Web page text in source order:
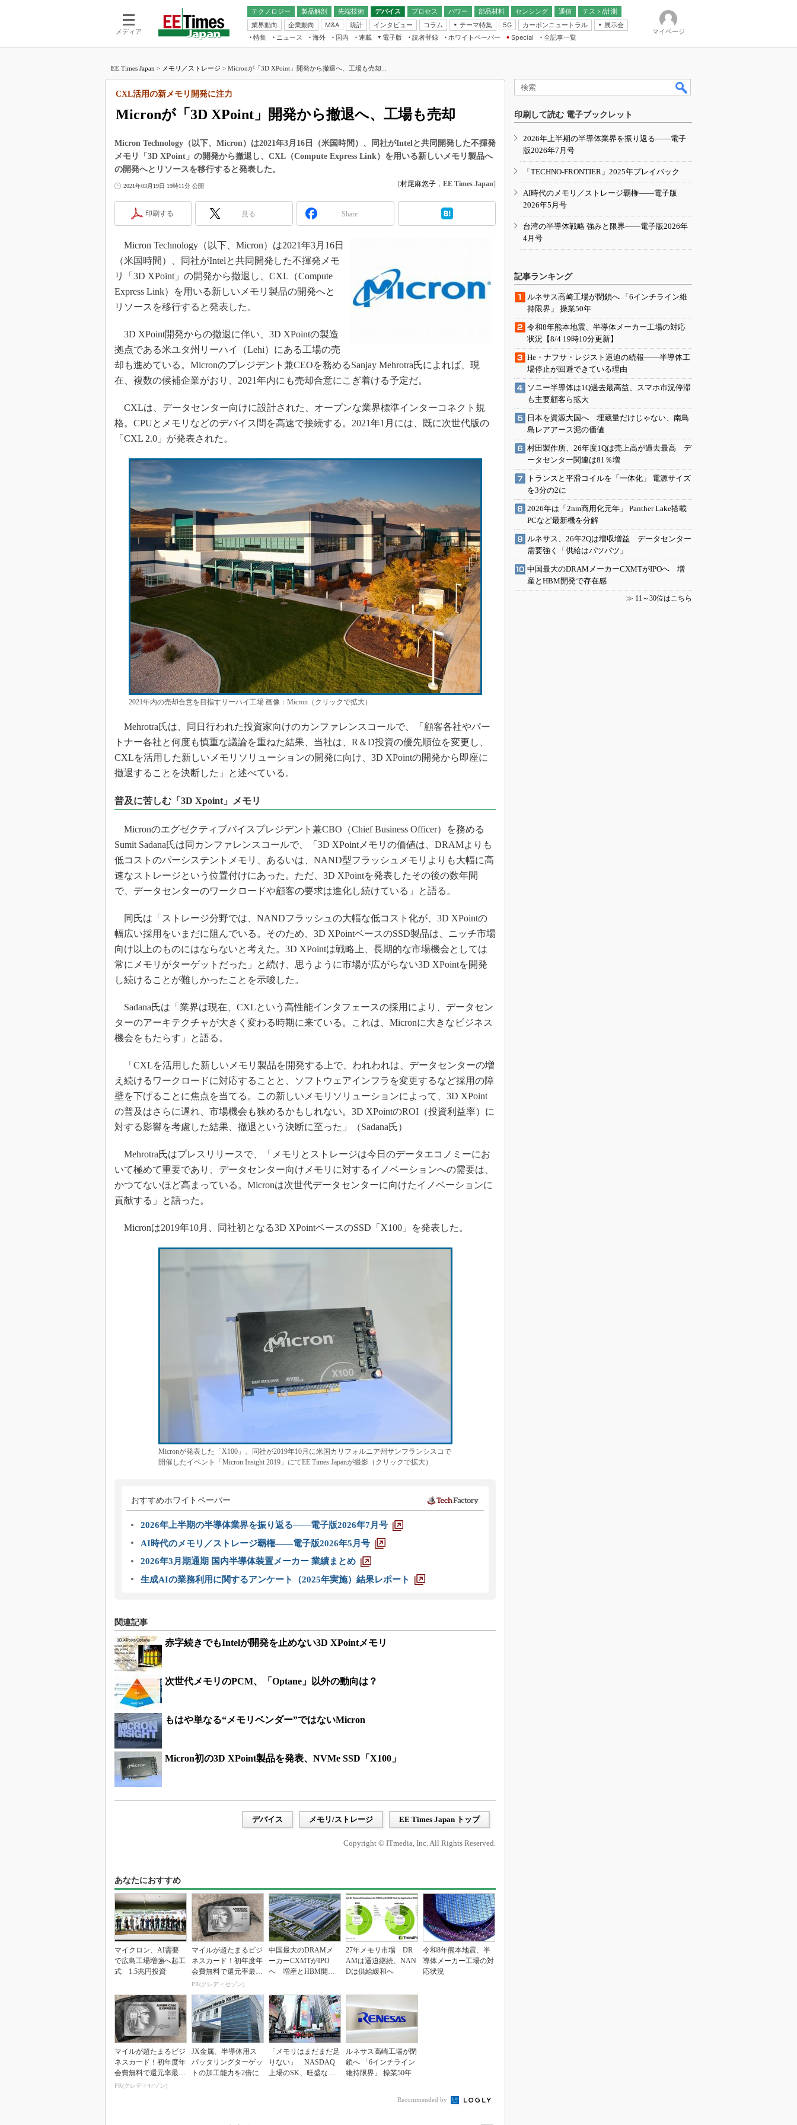
メディア
テクノロジー 製品解剖
先端技術
電池／エネルギー
デバイス
アナログ
マイコン
プロセス パワー 部品材料 センシング
通信
無線
テスト/計測
業界動向
企業動向 M&A 統計 インタビュー コラム
テーマ特集
フィジカルAI
読者調査（EE Times Research）
エレクトロニクス入門（EDN
5G カーボンニュートラル
展示会
IoT・エッジコンピューティング
EXPO
TECHNO-FRONTIER
人とくるま展
特集 ニュース 海外 国内
連載
福田昭のデバイス通信
大山聡の業界スコープ
リタイア直前エンジニアの社会人大
学漂流記
この10年で起こったこと、次の10年
製品分解で探るアジアの新トレンド
光伝送技術を知る
“異端児エンジニア”が仕掛けた社内
改革、執念の180日
JASA発IoT通信
IHSアナリスト「未来展望」
「英語に愛されないエンジニア」の
ための新行動論
電子版
電子ブックレット
読者登録 ホワイトペーパー
Special
全記事一覧
マイページ
EE Times Japan > メモリ／ストレージ > Micronが「3D XPoint」開発から撤退へ、工場も売却...
Micronが「3D XPoint」開発から撤退へ、工場も売却
CXL活用の新メモリ開発に注力
Micron Technology（以下、Micron）は2021年3月16日（米国時間）、同社がIntelと共同開発した不揮発
メモリ「3D XPoint」の開発から撤退し、CXL（Compute Express Link）を用いる新しいメモリ製品へ
の開発へとリソースを移行すると発表した。
2021年03月19日 19時11分 公開 [村尾麻悠子 ， EE Times Japan]
印刷する 見る Share
Micron Technology（以下、Micron）は2021年3月16日
（米国時間）、同社がIntelと共同開発した不揮発メモ
リ「3D XPoint」の開発から撤退し、CXL（Compute
Express Link）を用いる新しいメモリ製品の開発へと
リソースを移行すると発表した。
3D XPoint開発からの撤退に伴い、3D XPointの製造
拠点である米ユタ州リーハイ（Lehi）にある工場の売
却も進めている。Micronのプレジデント兼CEOを務めるSanjay Mehrotra氏によれば、現
在、複数の候補企業がおり、2021年内にも売却合意にこぎ着ける予定だ。
CXLは、データセンター向けに設計された、オープンな業界標準インターコネクト規
格。CPUとメモリなどのデバイス間を高速で接続する。2021年1月には、既に次世代版の
「CXL 2.0」が発表された。
2021年内の売却合意を目指すリーハイ工場 画像：Micron（クリックで拡大）
Mehrotra氏は、同日行われた投資家向けのカンファレンスコールで、「顧客各社やパー
トナー各社と何度も慎重な議論を重ねた結果、当社は、R＆D投資の優先順位を変更し、
CXLを活用した新しいメモリソリューションの開発に向け、3D XPointの開発から即座に
撤退することを決断した」と述べている。
普及に苦しむ「3D Xpoint」メモリ
Micronのエグゼクティブバイスプレジデント兼CBO（Chief Business Officer）を務める
Sumit Sadana氏は同カンファレンスコールで、「3D XPointメモリの価値は、DRAMよりも
低コストのパーシステントメモリ、あるいは、NAND型フラッシュメモリよりも大幅に高
速なストレージという位置付けにあった。ただ、3D XPointを発表したその後の数年間
で、データセンターのワークロードや顧客の要求は進化し続けている」と語る。
同氏は「ストレージ分野では、NANDフラッシュの大幅な低コスト化が、3D XPointの
幅広い採用をいまだに阻んでいる。そのため、3D XPointベースのSSD製品は、ニッチ市場
向け以上のものにはならないと考えた。3D XPointは戦略上、長期的な市場機会としては
常にメモリがターゲットだった」と続け、思うように市場が広がらない3D XPointを開発
し続けることが難しかったことを示唆した。
Sadana氏は「業界は現在、CXLという高性能インタフェースの採用により、データセン
ターのアーキテクチャが大きく変わる時期に来ている。これは、Micronに大きなビジネス
機会をもたらす」と語る。
「CXLを活用した新しいメモリ製品を開発する上で、われわれは、データセンターの増
え続けるワークロードに対応することと、ソフトウェアインフラを変更するなど採用の障
壁を下げることに焦点を当てる。この新しいメモリソリューションによって、3D XPoint
の普及はさらに遅れ、市場機会も狭めるかもしれない。3D XPointのROI（投資利益率）に
対する影響を考慮した結果、撤退という決断に至った」（Sadana氏）
Mehrotra氏はプレスリリースで、「メモリとストレージは今日のデータエコノミーにお
いて極めて重要であり、データセンター向けメモリに対するイノベーションへの需要は、
かつてないほど高まっている。Micronは次世代データセンターに向けたイノベーションに
貢献する」と語った。
Micronは2019年10月、同社初となる3D XPointベースのSSD「X100」を発表した。
Micronが発表した「X100」。同社が2019年10月に米国カリフォルニア州サンフランシスコで
開催したイベント「Micron Insight 2019」にてEE Times Japanが撮影（クリックで拡大）
おすすめホワイトペーパー
2026年上半期の半導体業界を振り返る――電子版2026年7月号
AI時代のメモリ／ストレージ覇権――電子版2026年5月号
2026年3月期通期 国内半導体装置メーカー 業績まとめ
生成AIの業務利用に関するアンケート（2025年実施）結果レポート
関連記事
赤字続きでもIntelが開発を止めない3D XPointメモリ
次世代メモリのPCM、「Optane」以外の動向は？
もはや単なる“メモリベンダー”ではないMicron
Micron初の3D XPoint製品を発表、NVMe SSD「X100」
デバイス メモリ/ストレージ EE Times Japan トップ
Copyright © ITmedia, Inc. All Rights Reserved.
あなたにおすすめ
マイクロン、AI需要
で広島工場増強へ起工
式 1.5兆円投資
マイルが超たまるビジ
ネスカード！初年度年
会費無料で還元率最大
1.125%
PR(クレディセゾン)
中国最大のDRAMメ
ーカーCXMTがIPO
へ 増産とHBM開発
27年メモリ市場 DR
AMは逼迫継続、NAN
Dは供給緩和へ
令和8年熊本地震、半
導体メーカー工場の対
応状況
マイルが超たまるビジ
ネスカード！初年度年
会費無料で還元率最大
1.125%
PR(クレディセゾン)
JX金属、半導体用ス
パッタリングターゲッ
トの加工能力を2倍に
「メモリはまだまだ足
りない」 NASDAQ
上場のSK、旺盛な投
ルネサス高崎工場が閉
鎖へ 「6インチライン
維持限界」 操業50年
Recommended by
印刷して読む 電子ブックレット
2026年上半期の半導体業界を振り返る――電子
版2026年7月号
「TECHNO-FRONTIER」2025年プレイバック
AI時代のメモリ／ストレージ覇権――電子版
2026年5月号
台湾の半導体戦略 強みと限界――電子版2026年
4月号
記事ランキング
ルネサス高崎工場が閉鎖へ 「6インチライン維
持限界」 操業50年
令和8年熊本地震、半導体メーカー工場の対応
状況【8/4 19時10分更新】
He・ナフサ・レジスト逼迫の続報――半導体工
場停止が回避できている理由
ソニー半導体は1Q過去最高益、スマホ市況停滞
も主要顧客ら拡大
日本を資源大国へ 埋蔵量だけじゃない、南鳥
島レアアース泥の価値
村田製作所、26年度1Qは売上高が過去最高 デ
ータセンター関連は81％増
トランスと平滑コイルを「一体化」 電源サイズ
を3分の2に
2026年は「2nm商用化元年」 Panther Lake搭載
PCなど最新機を分解
ルネサス、26年2Qは増収増益 データセンター
需要強く「供給はパツパツ」
中国最大のDRAMメーカーCXMTがIPOへ 増
産とHBM開発で存在感
≫ 11～30位はこちら